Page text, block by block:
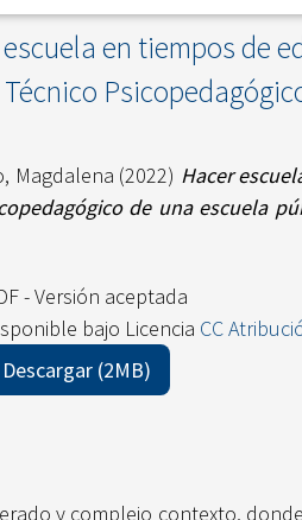
en tiempos de
Magdalena (2022) Hacer
de una escuela
- Versión aceptada
bajo Licencia CC
Descargar (2MB)
y complejo contexto,